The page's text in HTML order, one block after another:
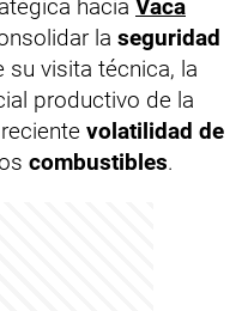
hacia Vaca
la seguridad
su visita técnica, la
productivo de la
volatilidad de
combustibles.